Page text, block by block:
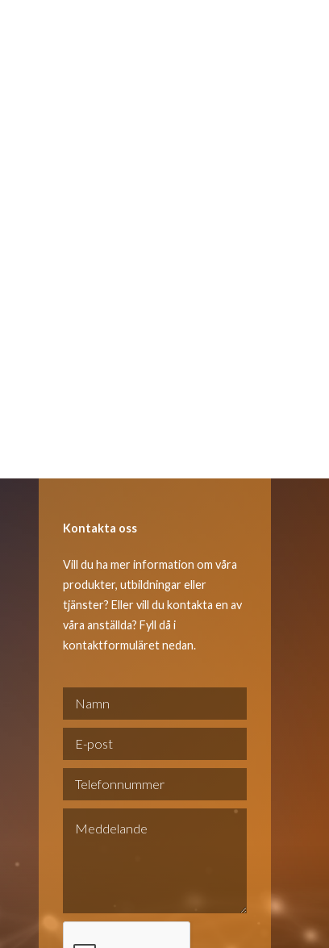
Kontakta oss
Vill du ha mer information om våra
produkter, utbildningar eller
tjänster? Eller vill du kontakta en av
våra anställda? Fyll då i
kontaktformuläret nedan.